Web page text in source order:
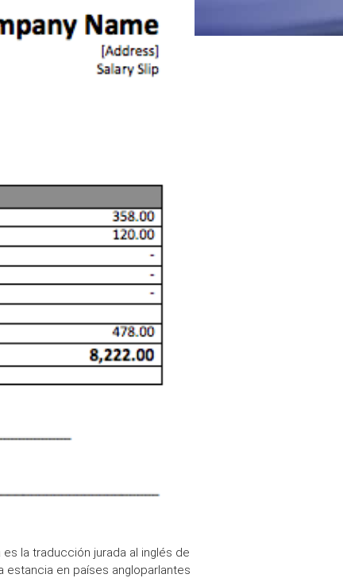
es la traducción jurada al inglés de
estancia en países angloparlantes